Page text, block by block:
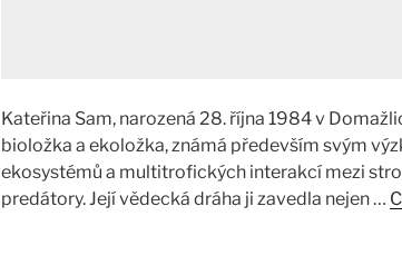
Kateřina Sam, narozená 28. října 1984 v
bioložka a ekoložka, známá především svým
ekosystémů a multitrofických interakcí mezi
predátory. Její vědecká dráha ji zavedla nejen …